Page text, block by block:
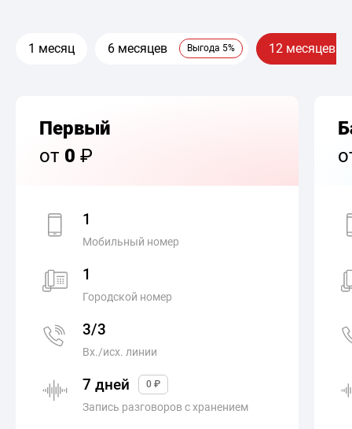
1 месяц 6 месяцев Выгода 5% 12 месяцев
Первый
от 0 ₽
1
Мобильный номер
1
Городской номер
3/3
Вх./исх. линии
7 дней 0 ₽
Запись разговоров с хранением